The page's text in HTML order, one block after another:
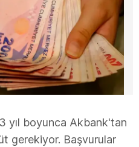
yıl boyunca Akbank'tan
gerekiyor. Başvurular